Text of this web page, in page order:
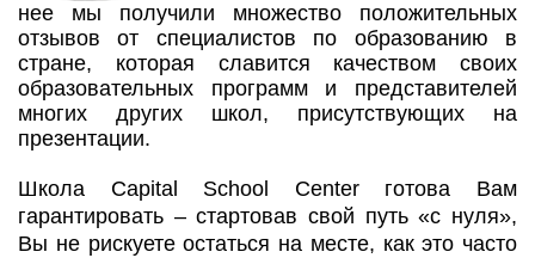
нее мы получили множество положительных
отзывов от специалистов по образованию в
стране, которая славится качеством своих
образовательных программ и представителей
многих других школ, присутствующих на
презентации.
Школа Capital School Center готова Вам
гарантировать – стартовав свой путь «с нуля»,
Вы не рискуете остаться на месте, как это часто